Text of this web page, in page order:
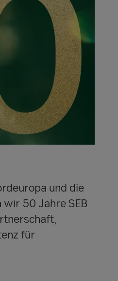
und die
50 Jahre SEB
für